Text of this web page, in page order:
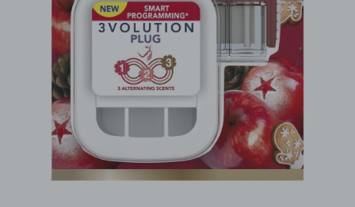
Sport i slobodno vrijeme
Ljepota i zdravlje
Mame i bebe
Igračke